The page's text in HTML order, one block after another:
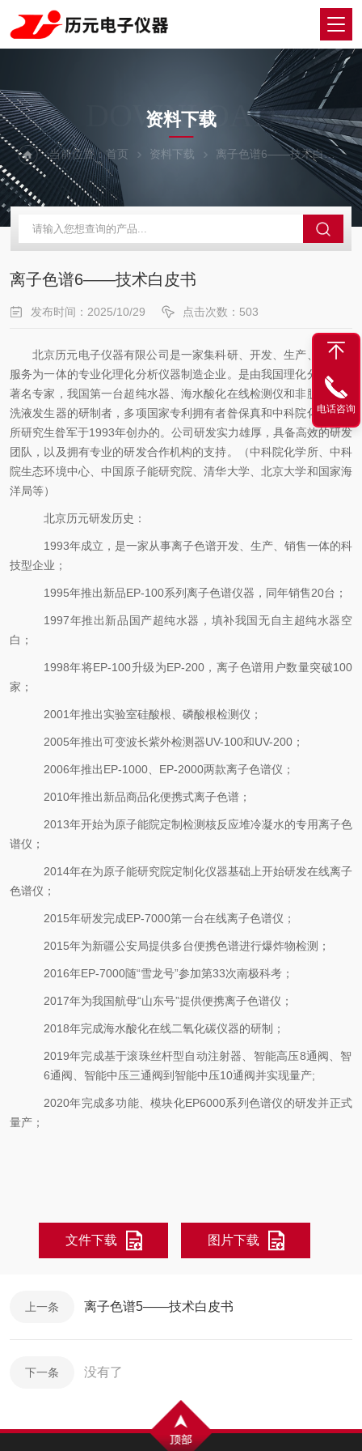
DOWNLOAD
资料下载
当前位置：首页 资料下载 离子色谱6——技术白皮书
离子色谱6——技术白皮书
发布时间：2025/10/29 点击次数：503
北京历元电子仪器有限公司是一家集科研、开发、生产、销售、
服务为一体的专业化理化分析仪器制造企业。是由我国理化分析领域
著名专家，我国第一台超纯水器、海水酸化在线检测仪和非脱气型淋
洗液发生器的研制者，多项国家专利拥有者昝保真和中科院化学研究
所研究生昝军于1993年创办的。公司研发实力雄厚，具备高效的研发
团队，以及拥有专业的研发合作机构的支持。（中科院化学所、中科
院生态环境中心、中国原子能研究院、清华大学、北京大学和国家海
洋局等）
北京历元研发历史：
1993年成立，是一家从事离子色谱开发、生产、销售一体的科
技型企业；
1995年推出新品EP-100系列离子色谱仪器，同年销售20台；
1997年推出新品 国产超纯水器，填补我国无自主超纯水器空
白；
1998年将EP-100升级为EP-200，离子色谱用户数量突破100
家；
2001年推出实验室硅酸根、磷酸根检测仪；
2005年推出可变波长紫外检测器UV-100和UV-200 ；
2006年推出EP-1000 EP-2000两款离子色谱仪；
2010年推出新品商品化便携式离子色谱；
2013年开始为原子能院定制检测核反应堆冷凝水的专用离子色
谱仪；
2014年在为原子能研究院定制化仪器基础上开始研发在线离子
色谱仪；
2015年研发完成EP-7000第一台在线离子色谱仪；
2015年为新疆公安局提供多台便携色谱进行爆炸物检测；
2016年EP-7000随“雪龙号”参加第33次南极科考；
2017年为我国航母“山东号”提供便携离子色谱仪；
2018年完成海水酸化在线二氧化碳仪器的研制；
2019年完成基于滚珠丝杆型自动注射器、智能高压8通阀、智
6通阀、智能中压三通阀到智能中压10通阀并实现量产;
2020年完成多功能、模块化EP6000系列色谱仪的研发并正式
量产；
文件下载 图片下载
上一条 离子色谱5——技术白皮书
下一条 没有了
电话咨询